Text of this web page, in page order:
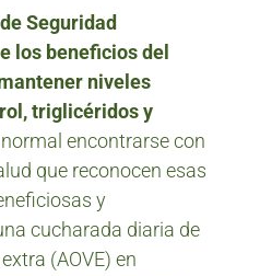
Seguridad
los beneficios del
niveles
triglicéridos y
encontrarse con
que reconocen esas
y
cucharada diaria de
(AOVE) en